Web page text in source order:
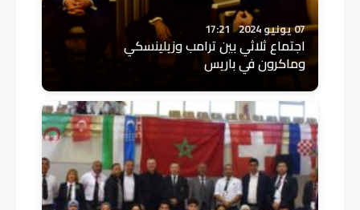
07 يونيو 2024 17:21
اجتماع ثلاثي بين ترامب وزيلينسكي
وماكرون في باريس